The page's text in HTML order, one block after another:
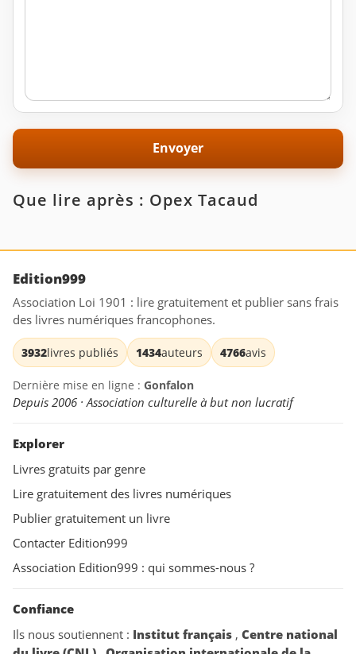
Que lire après : Opex Tacaud
Edition999
Association Loi 1901 : lire gratuitement et publier sans frais
des livres numériques francophones.
3932livres publiés 1434auteurs 4766avis
Dernière mise en ligne : Gonfalon
Depuis 2006 · Association culturelle à but non lucratif
Explorer
Livres gratuits par genre
Lire gratuitement des livres numériques
Publier gratuitement un livre
Contacter Edition999
Association Edition999 : qui sommes-nous ?
Confiance
Ils nous soutiennent : Institut français , Centre national